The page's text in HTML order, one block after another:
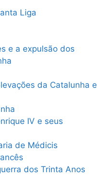
Liga
e a expulsão dos
da Catalunha e
IV e seus
de Médicis
dos Trinta Anos